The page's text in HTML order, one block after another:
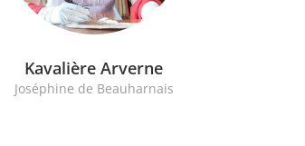
Kavalière Arverne
Joséphine de Beauharnais